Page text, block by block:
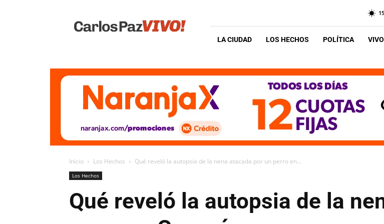
Vivo
LA CIUDAD LOS HECHOS POLÍTICA
Inicio Los Hechos Qué reveló la autopsia de la nena atacada por un perro en...
Los Hechos
Qué reveló la autopsia de la